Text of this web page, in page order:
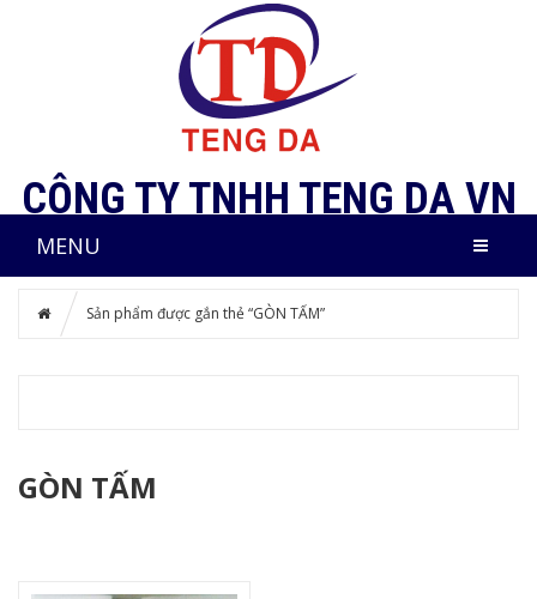
CÔNG TY TNHH TENG DA VN
MENU
Sản phẩm được gắn thẻ “GÒN TẤM”
GÒN TẤM